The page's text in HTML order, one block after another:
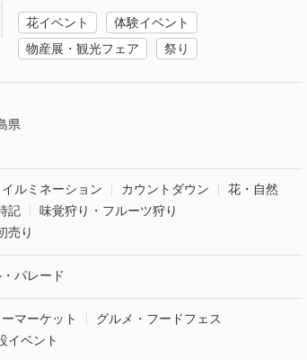
花イベント
体験イベント
物産展・観光フェア
祭り
県
イルミネーション カウントダウン
花・自然
記
味覚狩り・フルーツ狩り
売り
パレード
マーケット
グルメ・フードフェス
イベント